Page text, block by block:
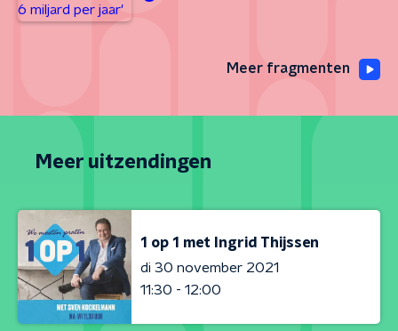
Meer fragmenten
Meer uitzendingen
1 op 1 met Ingrid Thijssen
di 30 november 2021
11:30 - 12:00